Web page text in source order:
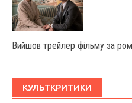
Вийшов трейлер фільму за
КУЛЬТКРИТИКИ